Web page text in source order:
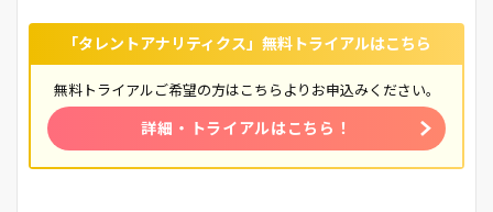
「タレントアナリティクス」無料トライアルはこちら
無料トライアルご希望の方はこちらよりお申込みください。
詳細・トライアルはこちら！